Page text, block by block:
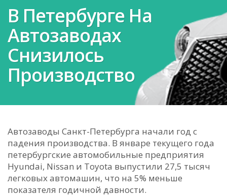
В Петербурге На
Автозаводах
Снизилось
Производство
Автозаводы Санкт-Петербурга начали год с
падения производства. В январе текущего года
петербургские автомобильные предприятия
Hyundai, Nissan и Toyota выпустили 27,5 тысяч
легковых автомашин, что на 5% меньше
показателя годичной давности.